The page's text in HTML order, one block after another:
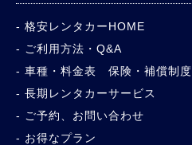
格安レンタカーHOME
ご利用方法・Q&A
車種・料金表 保険・補償制度
長期レンタカーサービス
ご予約、お問い合わせ
お得なプラン